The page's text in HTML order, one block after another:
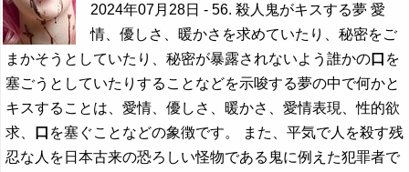
2024年07月28日 - 56. 殺人鬼がキスする夢 愛
情、優しさ、暖かさを求めていたり、秘密をご
まかそうとしていたり、秘密が暴露されないよう誰かの口 を
塞ごうとしていたりすることなどを示唆する夢の中で何かと
キスすることは、愛情、優しさ、暖かさ、愛情表現、性的欲
求、
口 を塞ぐことなどの象徴です。 また、平気で人を殺す残
忍な人を日本古来の恐ろしい怪物である鬼に例えた犯罪者で